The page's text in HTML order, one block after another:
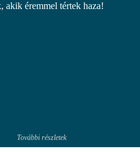
akik éremmel tértek haza!
További részletek